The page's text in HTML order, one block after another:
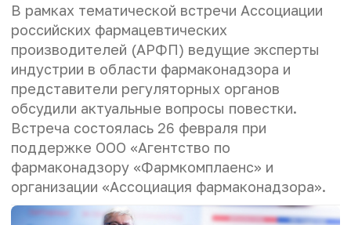
В рамках тематической встречи Ассоциации
российских фармацевтических
производителей (АРФП) ведущие эксперты
индустрии в области фармаконадзора и
представители регуляторных органов
обсудили актуальные вопросы повестки.
Встреча состоялась 26 февраля при
поддержке ООО «Агентство по
фармаконадзору «Фармкомплаенс» и
организации «Ассоциация фармаконадзора».